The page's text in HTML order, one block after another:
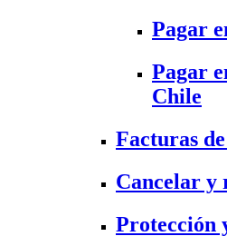
Pagar
Pagar
Chile
Facturas
Cancelar y
Protección